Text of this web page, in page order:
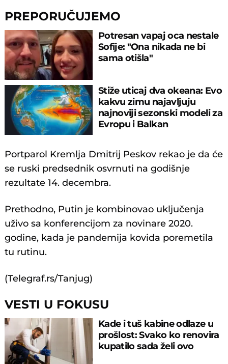
PREPORUČUJEMO
Potresan vapaj oca nestale
Sofije: "Ona nikada ne bi
sama otišla"
Stiže uticaj dva okeana: Evo
kakvu zimu najavljuju
najnoviji sezonski modeli za
Evropu i Balkan
Portparol Kremlja Dmitrij Peskov rekao je da će
se ruski predsednik osvrnuti na godišnje
rezultate 14. decembra.
Prethodno, Putin je kombinovao uključenja
uživo sa konferencijom za novinare 2020.
godine, kada je pandemija kovida poremetila
tu rutinu.
(Telegraf.rs/Tanjug)
VESTI U FOKUSU
Kade i tuš kabine odlaze u
prošlost: Svako ko renovira
kupatilo sada želi ovo